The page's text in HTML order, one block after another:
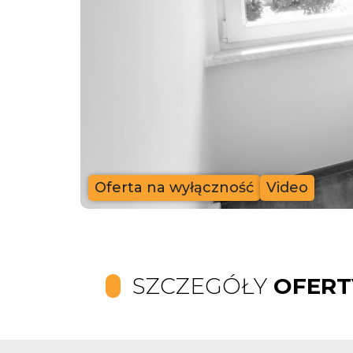
Oferta na wyłączność Video
SZCZEGÓŁY